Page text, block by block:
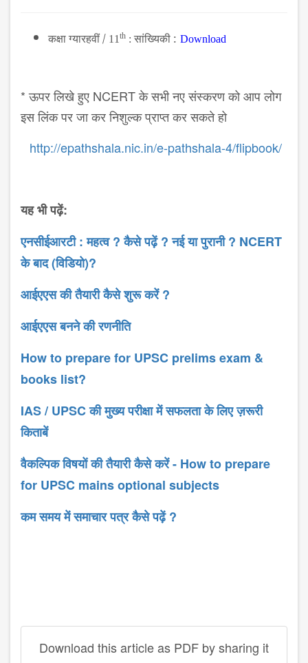
कक्षा ग्यारहवीं/ 11 th : सांख्यिकी : Download
* ऊपर लिखे हुए NCERT के सभी नए संस्करण को आप लोग
इस लिंक पर जा कर निशुल्क प्राप्त कर सकते हो
http://epathshala.nic.in/e-pathshala-4/flipbook/
यह भी पढ़ें:
एनसीईआरटी : महत्व ? कैसे पढ़ें ? नई या पुरानी ? NCERT
के बाद (विडियो)?
आईएएस की तैयारी कैसे शुरू करें ?
आईएएस बनने की रणनीति
How to prepare for UPSC prelims exam &
books list?
IAS / UPSC की मुख्य परीक्षा में सफलता के लिए ज़रूरी
किताबें
वैकल्पिक विषयों की तैयारी कैसे करें - How to prepare
for UPSC mains optional subjects
कम समय में समाचार पत्र कैसे पढ़ें ?
Download this article as PDF by sharing it